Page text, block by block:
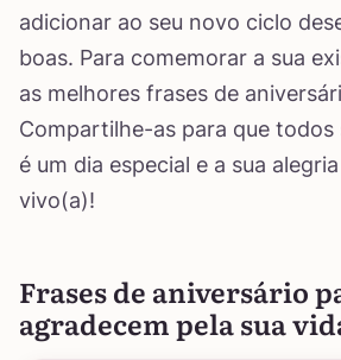
adicionar ao seu novo ciclo
boas. Para comemorar a sua
as melhores frases de
Compartilhe-as para que todos
é um dia especial e a sua
vivo(a)!
Frases de aniversário
agradecem pela sua